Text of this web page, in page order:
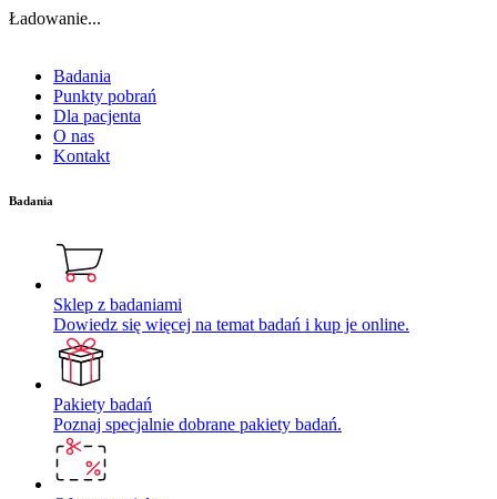
Ładowanie...
Badania
Punkty pobrań
Dla pacjenta
O nas
Kontakt
Badania
Sklep z badaniami
Dowiedz się więcej na temat badań i kup je online.
Pakiety badań
Poznaj specjalnie dobrane pakiety badań.